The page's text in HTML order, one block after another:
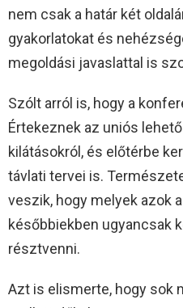
nem csak a határ két
gyakorlatokat és
megoldási javaslattal is
Szólt arról is, hogy a
Értekeznek az uniós
kilátásokról, és előtérbe
távlati tervei is.
veszik, hogy melyek azok
későbbiekben ugyancsak
résztvenni.
Azt is elismerte, hogy sok